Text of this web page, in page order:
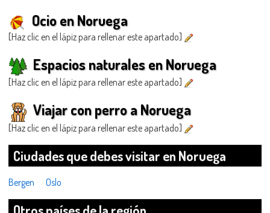
Ocio en Noruega
[Haz clic en el lápiz para rellenar este apartado]
Espacios naturales en Noruega
[Haz clic en el lápiz para rellenar este apartado]
Viajar con perro a Noruega
[Haz clic en el lápiz para rellenar este apartado]
Ciudades que debes visitar en Noruega
Bergen Oslo